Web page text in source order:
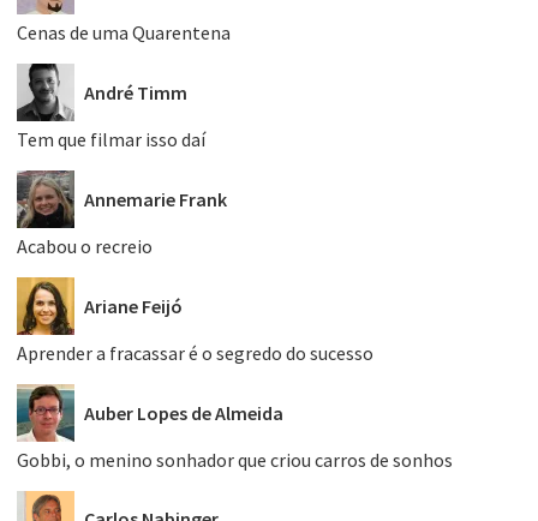
Cenas de uma Quarentena
André Timm
Tem que filmar isso daí
Annemarie Frank
Acabou o recreio
Ariane Feijó
Aprender a fracassar é o segredo do sucesso
Auber Lopes de Almeida
Gobbi, o menino sonhador que criou carros de sonhos